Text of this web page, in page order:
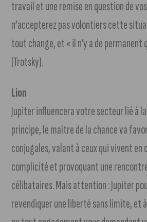
travail et une remise en question de
n’accepterez pas volontiers cette
tout change, et « il n’y a de permanent
(Trotsky).
Lion
Jupiter influencera votre secteur lié à la
principe, le maître de la chance va
conjugales, valant à ceux qui vivent en
complicité et provoquant une
célibataires. Mais attention : Jupiter
revendiquer une liberté sans limite,